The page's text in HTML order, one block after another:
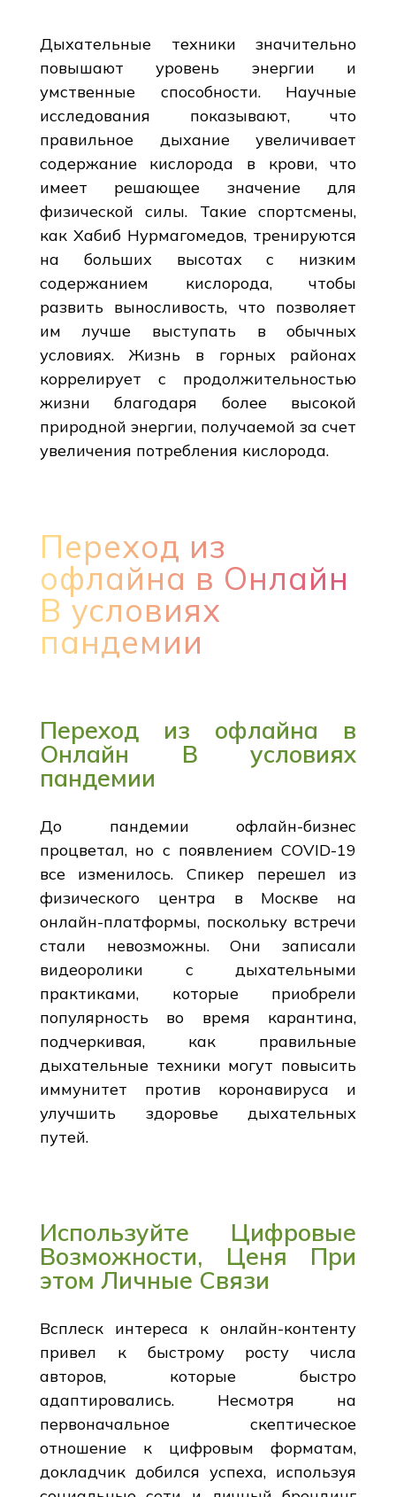
Дыхательные техники значительно
повышают уровень энергии и
умственные способности. Научные
исследования показывают, что
правильное дыхание увеличивает
содержание кислорода в крови, что
имеет решающее значение для
физической силы. Такие спортсмены,
как Хабиб Нурмагомедов, тренируются
на больших высотах с низким
содержанием кислорода, чтобы
развить выносливость, что позволяет
им лучше выступать в обычных
условиях. Жизнь в горных районах
коррелирует с продолжительностью
жизни благодаря более высокой
природной энергии, получаемой за счет
увеличения потребления кислорода.
Переход из
офлайна в Онлайн
В условиях
пандемии
Переход из офлайна в
Онлайн В условиях
пандемии
До пандемии офлайн-бизнес
процветал, но с появлением COVID-19
все изменилось. Спикер перешел из
физического центра в Москве на
онлайн-платформы, поскольку встречи
стали невозможны. Они записали
видеоролики с дыхательными
практиками, которые приобрели
популярность во время карантина,
подчеркивая, как правильные
дыхательные техники могут повысить
иммунитет против коронавируса и
улучшить здоровье дыхательных
путей.
Используйте Цифровые
Возможности, Ценя При
этом Личные Связи
Всплеск интереса к онлайн-контенту
привел к быстрому росту числа
авторов, которые быстро
адаптировались. Несмотря на
первоначальное скептическое
отношение к цифровым форматам,
докладчик добился успеха, используя